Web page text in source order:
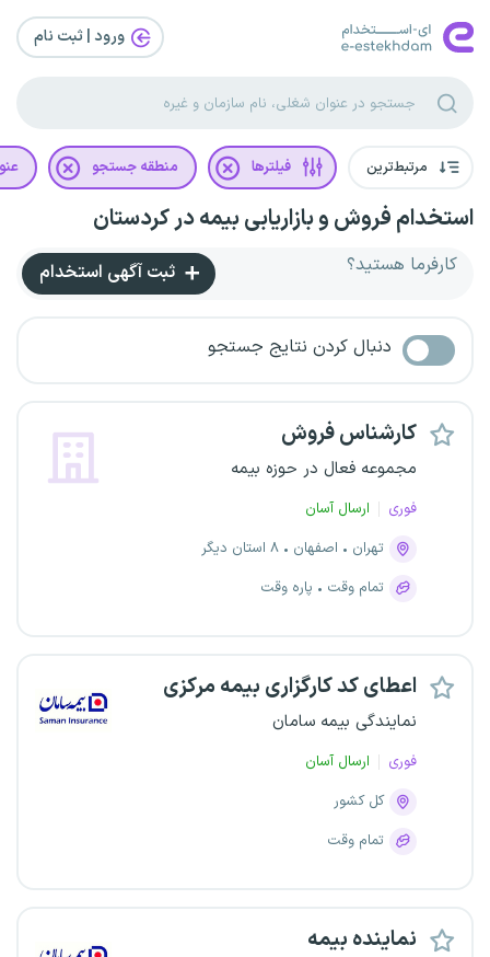
ورود | ثبت‌ نام
مرتبط‌ترین فیلترها منطقه جستجو
استخدام فروش و بازاریابی بیمه در کردستان
کارفرما هستید؟ ثبت آگهی استخدام
دنبال کردن نتایج جستجو
کارشناس فروش
مجموعه فعال در حوزه بیمه
فوری
ارسال آسان
تهران
اصفهان
۸ استان دیگر
تمام وقت
پاره وقت
اعطای کد کارگزاری بیمه مرکزی
نمایندگی بیمه سامان
فوری
ارسال آسان
کل کشور
تمام وقت
نماینده بیمه